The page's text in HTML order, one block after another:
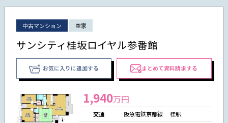
中古マンション 空家
サンシティ桂坂ロイヤル参番館
お気に入りに追加する まとめて資料請求する
1,940万円
交通
阪急電鉄京都線 桂駅